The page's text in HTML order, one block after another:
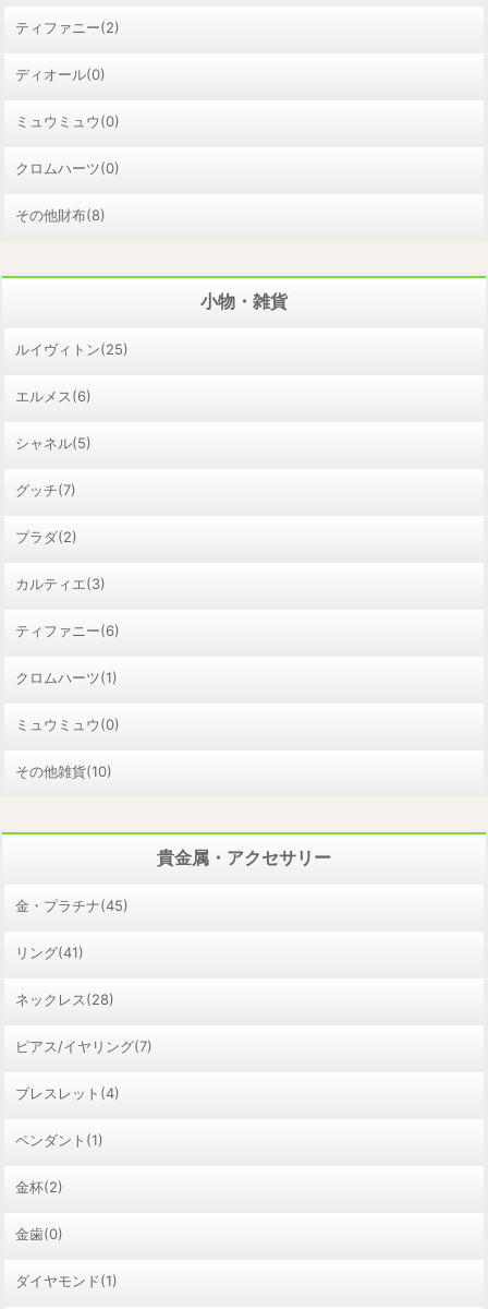
ティファニー(2)
ディオール(0)
ミュウミュウ(0)
クロムハーツ(0)
その他財布(8)
小物・雑貨
ルイヴィトン(25)
エルメス(6)
シャネル(5)
グッチ(7)
プラダ(2)
カルティエ(3)
ティファニー(6)
クロムハーツ(1)
ミュウミュウ(0)
その他雑貨(10)
貴金属・アクセサリー
金・プラチナ(45)
リング(41)
ネックレス(28)
ピアス/イヤリング(7)
ブレスレット(4)
ペンダント(1)
金杯(2)
金歯(0)
ダイヤモンド(1)